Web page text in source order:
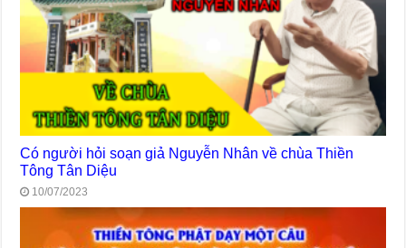
Có người hỏi soạn giả Nguyễn Nhân về chùa Thiền
Tông Tân Diệu
10/07/2023